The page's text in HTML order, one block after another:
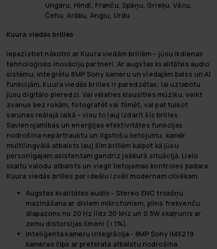
Ungāru, Hindi, Franču, Spāņu, Grieķu, Vācu,
Čehu, Arābu, Angļu, Urdu
Kuura viedās brilles
Iepazīstiet nākotni ar Kuura viedām brillēm – jūsu ikdienas
tehnoloģisko inovāciju partneri. Ar augstas kvalitātes audio
sistēmu, integrētu 8MP Sony kameru un viedajām balss un AI
funkcijām, Kuura viedās brilles ir paredzētas, lai uzlabotu
jūsu digitālo pieredzi. Vai vēlaties klausīties mūziku, veikt
zvanus bez rokām, fotografēt vai filmēt, vai pat tulkot
sarunas reālajā laikā – visu to ļauj izdarīt šīs brilles.
Savienojamības un enerģijas efektivitātes funkcijas
nodrošina nepārtrauktu un ilgstošu lietojumu, kamēr
multilingvālā atbalsts ļauj šīm brillēm kalpot kā jūsu
personīgajam asistentam gandrīz jebkurā situācijā. Lielo
skaitu valodu atbalsts un viegli lietojamas kontroles padara
Kuura viedās brilles par ideālu izvēli modernam cilvēkam.
Augstas kvalitātes audio - Stereo ENC trokšņu
mazināšana ar diviem mikrofoniem, pilns frekvenču
diapazons no 20 Hz līdz 20 kHz un 0.5W skaļrunis ar
zemu distorsijas līmeni (<1%).
Inteliģenta kameru integrācija - 8MP Sony IMX219
kameras čips ar pretkrata atbalstu nodrošina